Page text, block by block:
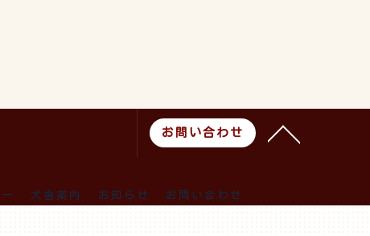
お問い合わせ
犬舎案内 お知らせ お問い合わせ